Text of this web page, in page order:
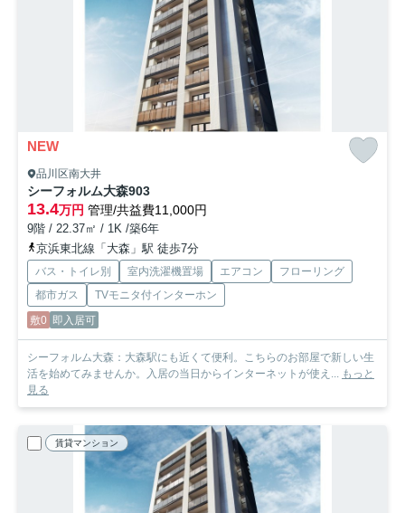
NEW
品川区南大井
シーフォルム大森903
13.4万円 管理/共益費11,000円
9階 / 22.37㎡ / 1K /築6年
京浜東北線「大森」駅 徒歩7分
バス・トイレ別 室内洗濯機置場 エアコン
フローリング
都市ガス
TVモニタ付インターホン
敷0 即入居可
シーフォルム大森：大森駅にも近くて便利。こちらのお部屋で新しい生
活を始めてみませんか。入居の当日からインターネットが使え... もっと
見る
賃貸マンション